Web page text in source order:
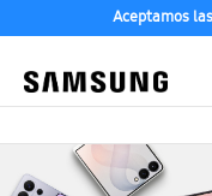
Aceptamos